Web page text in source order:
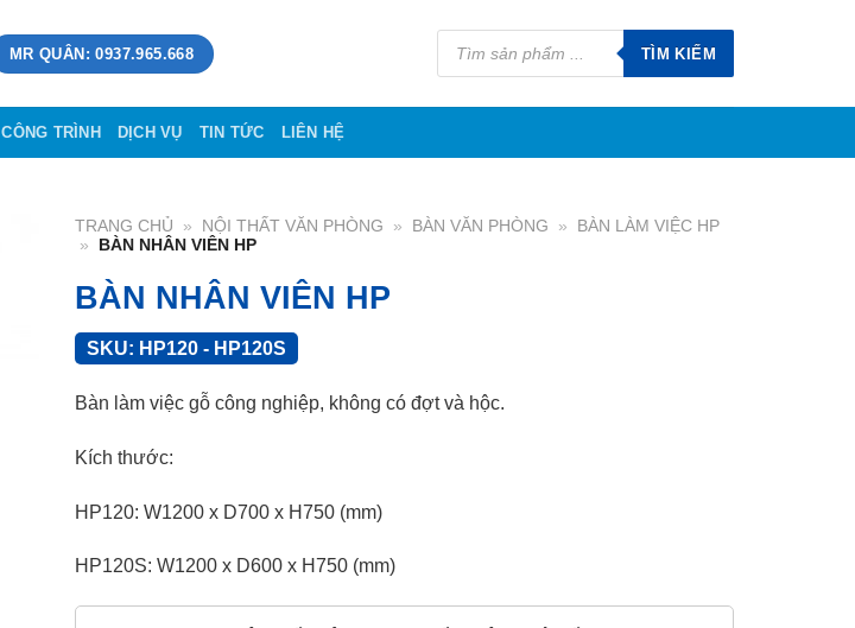
MR QUÂN: 0937.965.668
Tìm
kiếm
phẩm
TÌM KIẾM
CÔNG TRÌNH DỊCH VỤ TIN TỨC LIÊN HỆ
TRANG CHỦ » NỘI THẤT VĂN PHÒNG » BÀN VĂN PHÒNG »
BÀN LÀM VIỆC HP
»
BÀN NHÂN VIÊN HP
BÀN NHÂN VIÊN HP
SKU: HP120 - HP120S
Bàn làm việc gỗ công nghiệp, không có đợt và hộc.
Kích thước:
HP120: W1200 x D700 x H750 (mm)
HP120S: W1200 x D600 x H750 (mm)